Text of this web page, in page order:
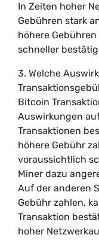
In Zeiten hoher
Gebühren stark
höhere
schneller
3. Welche
Bitcoin
Auswirkungen
Transaktionen
höhere Gebühr
voraussichtlich
Miner dazu
Auf der anderen
Gebühr zahlen,
Transaktion
hoher